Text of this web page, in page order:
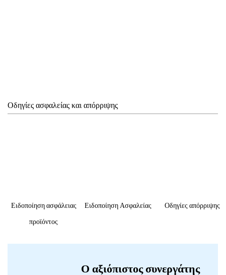
Οδηγίες ασφαλείας και απόρριψης
Ειδοποίηση ασφάλειας
προϊόντος
Ειδοποίηση Ασφαλείας Οδηγίες απόρριψης
Ο αξιόπιστος συνεργάτης